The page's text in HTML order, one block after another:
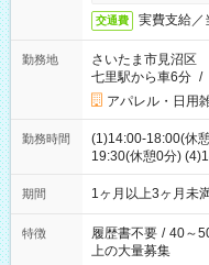
交通費 実費支給／
勤務地
さいたま市見沼区
七里駅から車6分 /
アパレル・日用
勤務時間
(1)14:00-18:00(休
19:30(休憩0分)
ます
期間 1ヶ月以上3ヶ月未
特徴 履歴書不要 / 40～
上の大量募集